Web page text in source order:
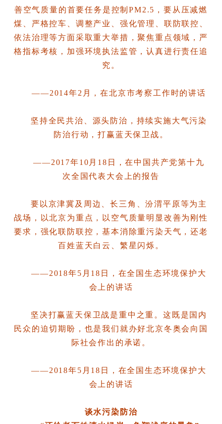
善空气质量的首要任务是控制PM2.5，要从压减燃
煤、严格控车、调整产业、强化管理、联防联控、
依法治理等方面采取重大举措，聚焦重点领域，严
格指标考核，加强环境执法监管，认真进行责任追
究。
——2014年2月，在北京市考察工作时的讲话
坚持全民共治、源头防治，持续实施大气污染
防治行动，打赢蓝天保卫战。
——2017年10月18日，在中国共产党第十九
次全国代表大会上的报告
要以京津冀及周边、长三角、汾渭平原等为主
战场，以北京为重点，以空气质量明显改善为刚性
要求，强化联防联控，基本消除重污染天气，还老
百姓蓝天白云、繁星闪烁。
——2018年5月18日，在全国生态环境保护大
会上的讲话
坚决打赢蓝天保卫战是重中之重。这既是国内
民众的迫切期盼，也是我们就办好北京冬奥会向国
际社会作出的承诺。
——2018年5月18日，在全国生态环境保护大
会上的讲话
谈水污染防治